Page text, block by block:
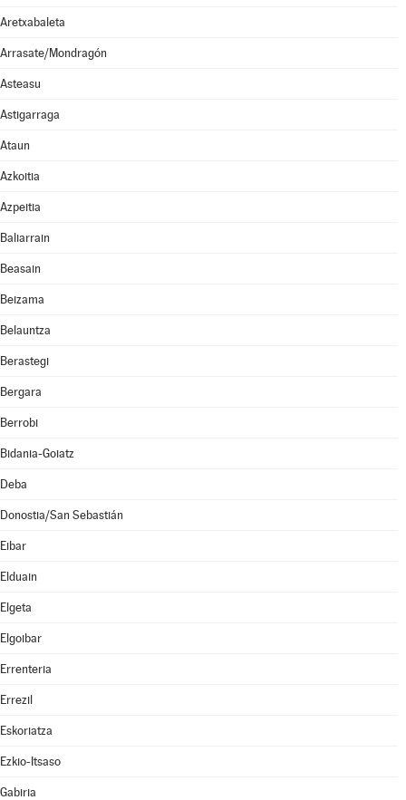
Aretxabaleta
Arrasate/Mondragón
Asteasu
Astigarraga
Ataun
Azkoitia
Azpeitia
Baliarrain
Beasain
Beizama
Belauntza
Berastegi
Bergara
Berrobi
Bidania-Goiatz
Deba
Donostia/San Sebastián
Eibar
Elduain
Elgeta
Elgoibar
Errenteria
Errezil
Eskoriatza
Ezkio-Itsaso
Gabiria